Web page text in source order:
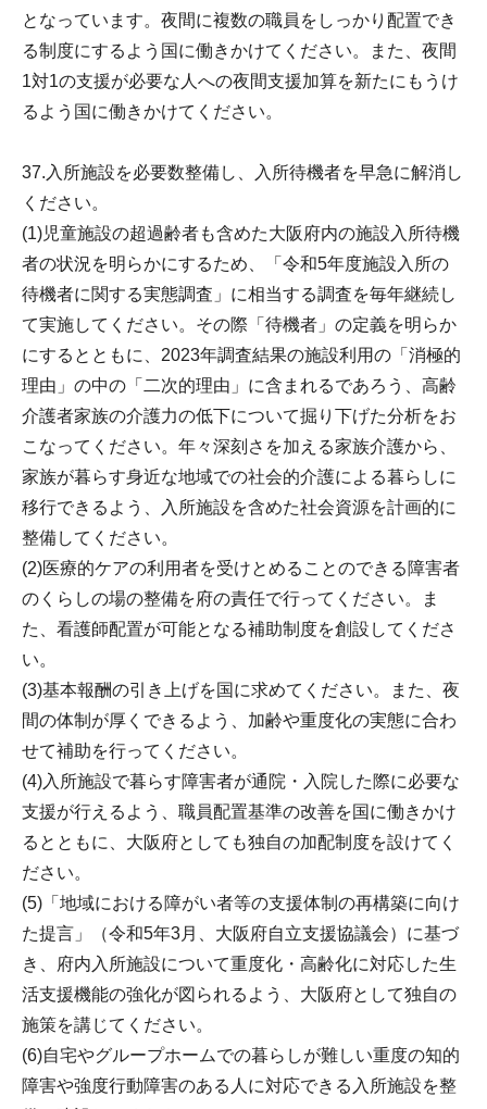
となっています。夜間に複数の職員をしっかり配置でき
る制度にするよう国に働きかけてください。また、夜間
1対1の支援が必要な人への夜間支援加算を新たにもうけ
るよう国に働きかけてください。
37.入所施設を必要数整備し、入所待機者を早急に解消し
ください。
(1)児童施設の超過齢者も含めた大阪府内の施設入所待機
者の状況を明らかにするため、「令和5年度施設入所の
待機者に関する実態調査」に相当する調査を毎年継続し
て実施してください。その際「待機者」の定義を明らか
にするとともに、2023年調査結果の施設利用の「消極的
理由」の中の「二次的理由」に含まれるであろう、高齢
介護者家族の介護力の低下について掘り下げた分析をお
こなってください。年々深刻さを加える家族介護から、
家族が暮らす身近な地域での社会的介護による暮らしに
移行できるよう、入所施設を含めた社会資源を計画的に
整備してください。
(2)医療的ケアの利用者を受けとめることのできる障害者
のくらしの場の整備を府の責任で行ってください。ま
た、看護師配置が可能となる補助制度を創設してくださ
い。
(3)基本報酬の引き上げを国に求めてください。また、夜
間の体制が厚くできるよう、加齢や重度化の実態に合わ
せて補助を行ってください。
(4)入所施設で暮らす障害者が通院・入院した際に必要な
支援が行えるよう、職員配置基準の改善を国に働きかけ
るとともに、大阪府としても独自の加配制度を設けてく
ださい。
(5)「地域における障がい者等の支援体制の再構築に向け
た提言」（令和5年3月、大阪府自立支援協議会）に基づ
き、府内入所施設について重度化・高齢化に対応した生
活支援機能の強化が図られるよう、大阪府として独自の
施策を講じてください。
(6)自宅やグループホームでの暮らしが難しい重度の知的
障害や強度行動障害のある人に対応できる入所施設を整